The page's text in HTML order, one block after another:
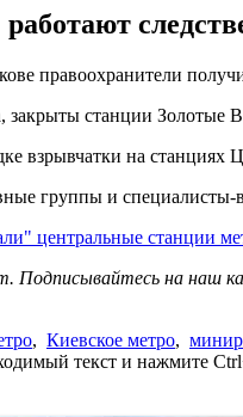
правоохранители
закрыты станции Золотые
взрывчатки на
группы и специалисты-
центральные станции
Подписывайтесь на наш
, Киевское метро,
текст и нажмите